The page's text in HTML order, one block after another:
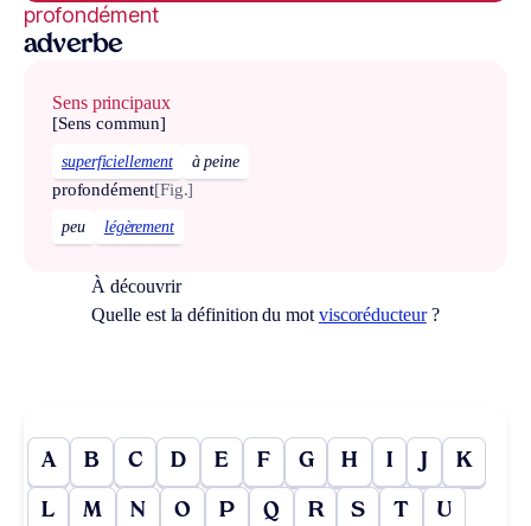
profondément
adverbe
Sens principaux
[Sens commun]
superficiellement à peine
profondément[Fig.]
peu légèrement
À découvrir
Quelle est la définition du mot viscoréducteur?
A B C D E F G H I J K
L M N O P Q R S T U